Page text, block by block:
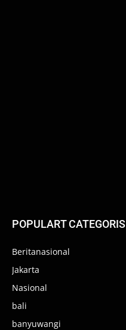
POPULART CATEGORIS
Beritanasional
Jakarta
Nasional
bali
banyuwangi